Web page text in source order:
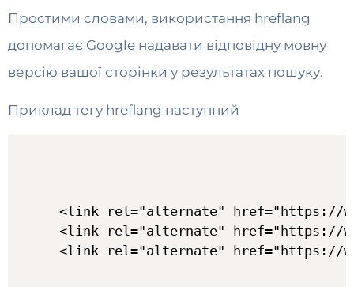
Простими словами, використання hreflang
допомагає Google надавати відповідну мовну
версію вашої сторінки у результатах пошуку.
Приклад тегу hreflang наступний
<link rel="alternate" href="https://
<link rel="alternate" href="https://